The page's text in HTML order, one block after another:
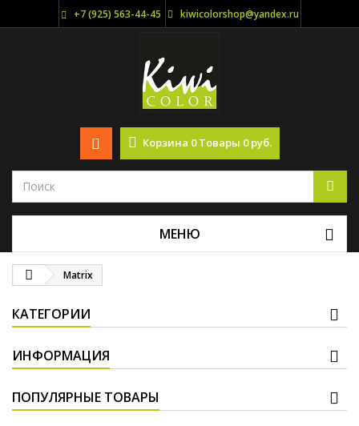
+7 (925) 563-44-45 kiwicolorshop@yandex.ru
Корзина 0 Товары 0 руб.
МЕНЮ
Matrix
КАТЕГОРИИ
ИНФОРМАЦИЯ
ПОПУЛЯРНЫЕ ТОВАРЫ